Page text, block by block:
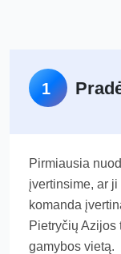
1
Pirmiausia
įvertinsime, ar
komanda
Pietryčių Azijos
gamybos vietą.